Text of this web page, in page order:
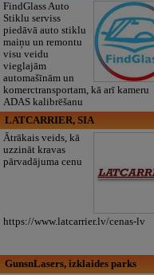
FindGlass Auto
Stiklu serviss
piedāvā auto stiklu
maiņu un remontu
visu veidu
vieglajām
automašīnām un
komerctransportam, kā arī kameru
ADAS kalibrēšanu
LATCARRIER, SIA
Ātrākais veids, kā
uzzināt kravas
pārvadājuma cenu
https://www.latcarrier.lv/cenas-lv
GunsnLasers, izklaides parks